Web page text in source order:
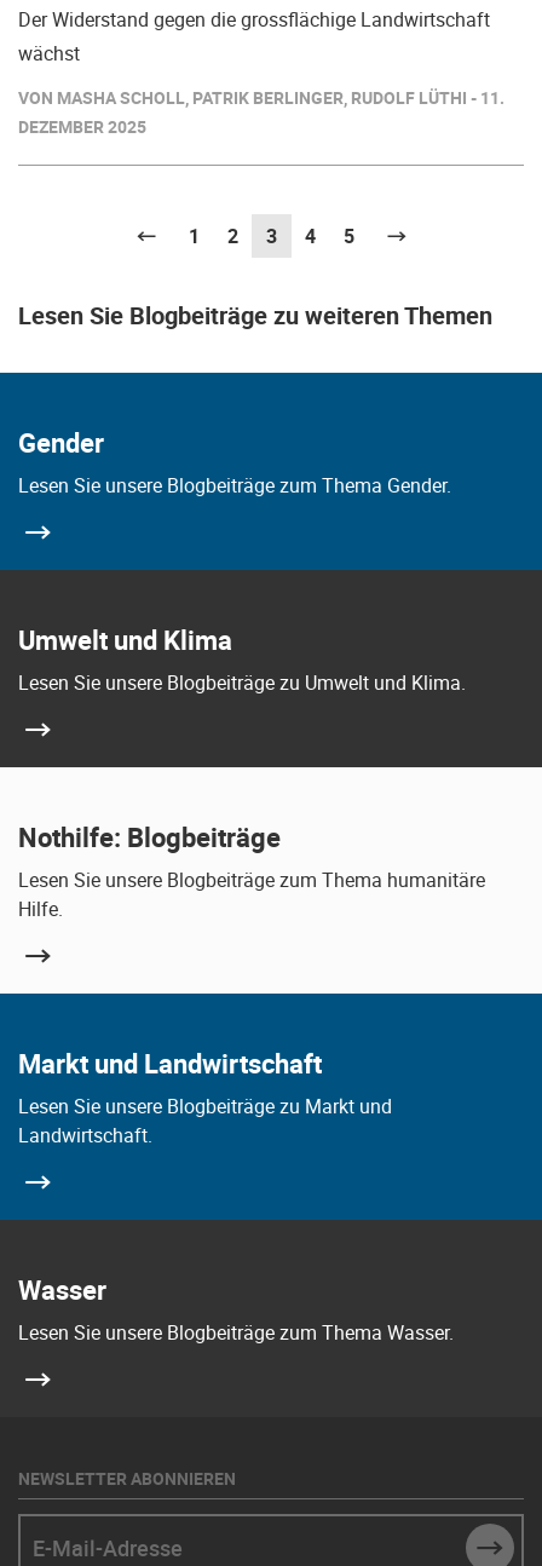
Der Widerstand gegen die grossflächige Landwirtschaft
wächst
VON MASHA SCHOLL, PATRIK BERLINGER, RUDOLF LÜTHI - 11.
DEZEMBER 2025
Vorherige
1 2 3(aktuell)
4 5
Lesen Sie Blogbeiträge zu weiteren Themen
Gender
Lesen Sie unsere Blogbeiträge zum Thema Gender.
Umwelt und Klima
Lesen Sie unsere Blogbeiträge zu Umwelt und Klima.
Nothilfe: Blogbeiträge
Lesen Sie unsere Blogbeiträge zum Thema humanitäre
Hilfe.
Markt und Landwirtschaft
Lesen Sie unsere Blogbeiträge zu Markt und
Landwirtschaft.
Wasser
Lesen Sie unsere Blogbeiträge zum Thema Wasser.
NEWSLETTER ABONNIEREN